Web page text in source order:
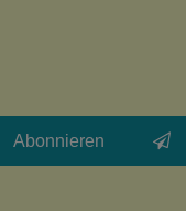
Abonnieren